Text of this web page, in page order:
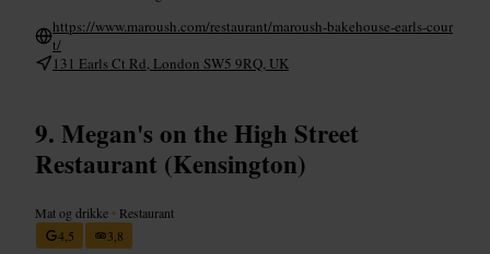
https://www.maroush.com/restaurant/maroush-bakehouse-earls-cour
t/
131 Earls Ct Rd, London SW5 9RQ, UK
Megan's on the High Street
Restaurant (Kensington)
Mat og drikke • Restaurant
4,5
3,8